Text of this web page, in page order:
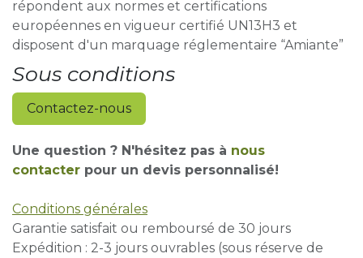
répondent aux normes et certifications
européennes en vigueur certifié UN13H3 et
disposent d'un marquage réglementaire “Amiante”
Sous conditions
Contactez-nous
Une question ? N'hésitez pas à nous
contacter pour un devis personnalisé!
Conditions générales
Garantie satisfait ou remboursé de 30 jours
Expédition : 2-3 jours ouvrables (sous réserve de